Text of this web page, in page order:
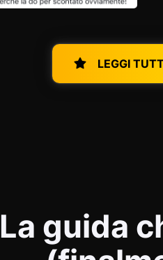
LEGGI
La guida